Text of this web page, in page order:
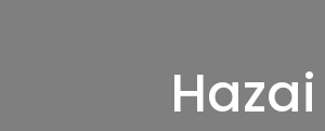
Hazai